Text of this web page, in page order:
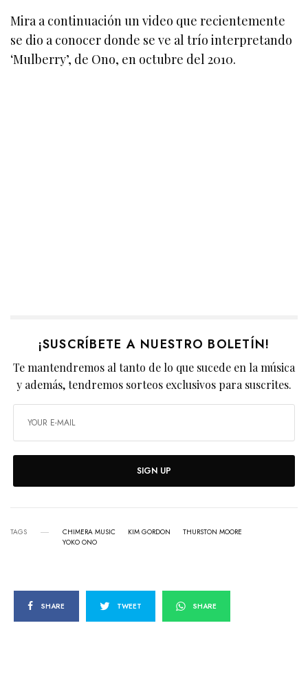
Mira a continuación un video que recientemente
se dio a conocer donde se ve al trío interpretando
‘Mulberry’, de Ono, en octubre del 2010.
¡SUSCRÍBETE A NUESTRO BOLETÍN!
Te mantendremos al tanto de lo que sucede en la música
y además, tendremos sorteos exclusivos para suscrites.
SIGN UP
TAGS CHIMERA MUSIC KIM GORDON
THURSTON MOORE
YOKO ONO
SHARE TWEET SHARE